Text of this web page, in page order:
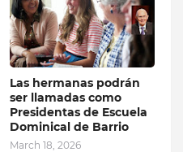
Las hermanas podrán
ser llamadas como
Presidentas de Escuela
Dominical de Barrio
March 18, 2026